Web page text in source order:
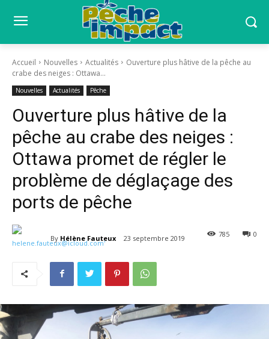
Accueil Nouvelles Actualités
Ouverture plus hâtive de la pêche au
crabe des neiges : Ottawa...
Nouvelles Actualités Pêche
Ouverture plus hâtive de la
pêche au crabe des neiges :
Ottawa promet de régler le
problème de déglaçage des
ports de pêche
By Hélène Fauteux 23 septembre 2019 0
785